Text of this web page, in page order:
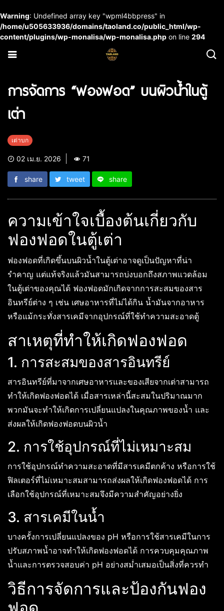
Warning: Undefined array key "wpml4bbpress" in
/home/u505633936/domains/taoland.co/public_html/wp-
content/plugins/wp-monalisa/wp-monalisa.php on line 294
การจัดการ “ฟองฟอด” บนผิวน้ำในตู้
เต่า
เต่าบก
02 เม.ย. 2026 71
share tweet share
ความเข้าใจเบื้องต้นเกี่ยวกับ
ฟองฟอดในตู้เต่า
ฟองฟอดที่เกิดขึ้นบนผิวน้ำในตู้เต่าอาจดูเป็นปัญหาที่น่า
รำคาญ แต่แท้จริงแล้วมันสามารถบ่งบอกถึงสภาพแวดล้อม
ในตู้เต่าของคุณได้ ฟองฟอดมักเกิดจากการสะสมของสาร
อินทรีย์ต่าง ๆ เช่น เศษอาหารที่ไม่ได้กิน น้ำมันจากอาหาร
หรือแม้กระทั่งสารเคมีจากอุปกรณ์ที่ใช้ทำความสะอาดตู้
สาเหตุที่ทำให้เกิดฟองฟอด
1. การสะสมของสารอินทรีย์
สารอินทรีย์ที่มาจากเศษอาหารและของเสียจากเต่าสามารถ
ทำให้เกิดฟองฟอดได้ เมื่อสารเหล่านี้สะสมในปริมาณมาก
พวกมันจะทำให้เกิดการเปลี่ยนแปลงในคุณภาพของน้ำ และ
ส่งผลให้เกิดฟองฟอดบนผิวน้ำ
2. การใช้อุปกรณ์ที่ไม่เหมาะสม
การใช้อุปกรณ์ทำความสะอาดที่มีสารเคมีตกค้าง หรือการใช้
ฟิลเตอร์ที่ไม่เหมาะสมสามารถส่งผลให้เกิดฟองฟอดได้ การ
เลือกใช้อุปกรณ์ที่เหมาะสมจึงมีความสำคัญอย่างยิ่ง
3. สารเคมีในน้ำ
บางครั้งการเปลี่ยนแปลงของ pH หรือการใช้สารเคมีในการ
ปรับสภาพน้ำอาจทำให้เกิดฟองฟอดได้ การควบคุมคุณภาพ
น้ำและการตรวจสอบค่า pH อย่างสม่ำเสมอเป็นสิ่งที่ควรทำ
วิธีการจัดการและป้องกันฟอง